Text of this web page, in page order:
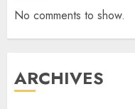
No comments to show.
ARCHIVES